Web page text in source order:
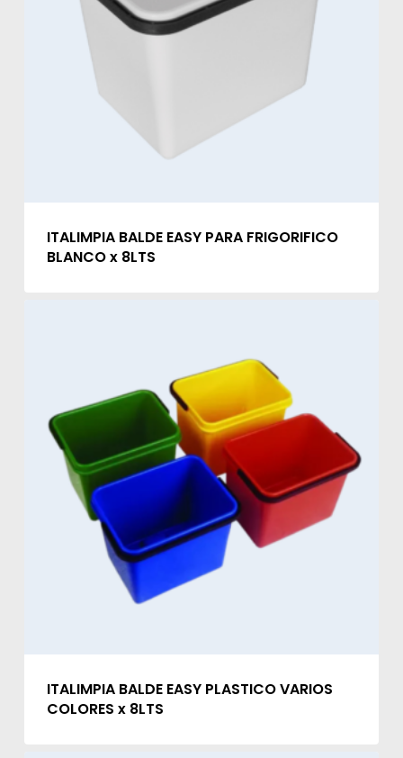
ITALIMPIA BALDE EASY PARA FRIGORIFICO
BLANCO x 8LTS
ITALIMPIA BALDE EASY PLASTICO VARIOS
COLORES x 8LTS